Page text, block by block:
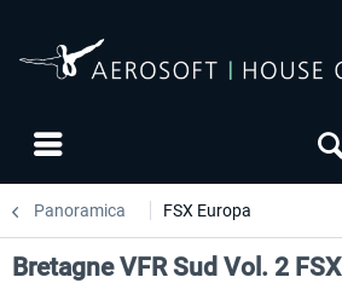
Panoramica FSX Europa
Bretagne VFR Sud Vol. 2 FSX